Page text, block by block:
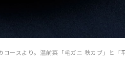
ースより。温前菜「毛ガニ 秋カブ」と「